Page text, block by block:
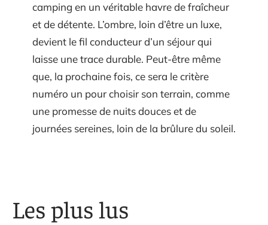
camping en un véritable havre de fraîcheur
et de détente. L’ombre, loin d’être un luxe,
devient le fil conducteur d’un séjour qui
laisse une trace durable. Peut-être même
que, la prochaine fois, ce sera le critère
numéro un pour choisir son terrain, comme
une promesse de nuits douces et de
journées sereines, loin de la brûlure du soleil.
Les plus lus